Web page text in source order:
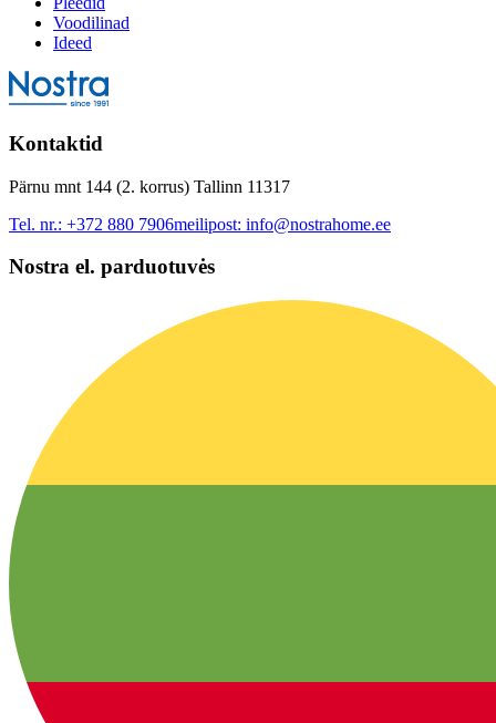
Voodilinad
Ideed
Kontaktid
Pärnu mnt 144 (2. korrus) Tallinn 11317
Tel. nr.: +372 880 7906meilipost: info@nostrahome.ee
Nostra el. parduotuvės